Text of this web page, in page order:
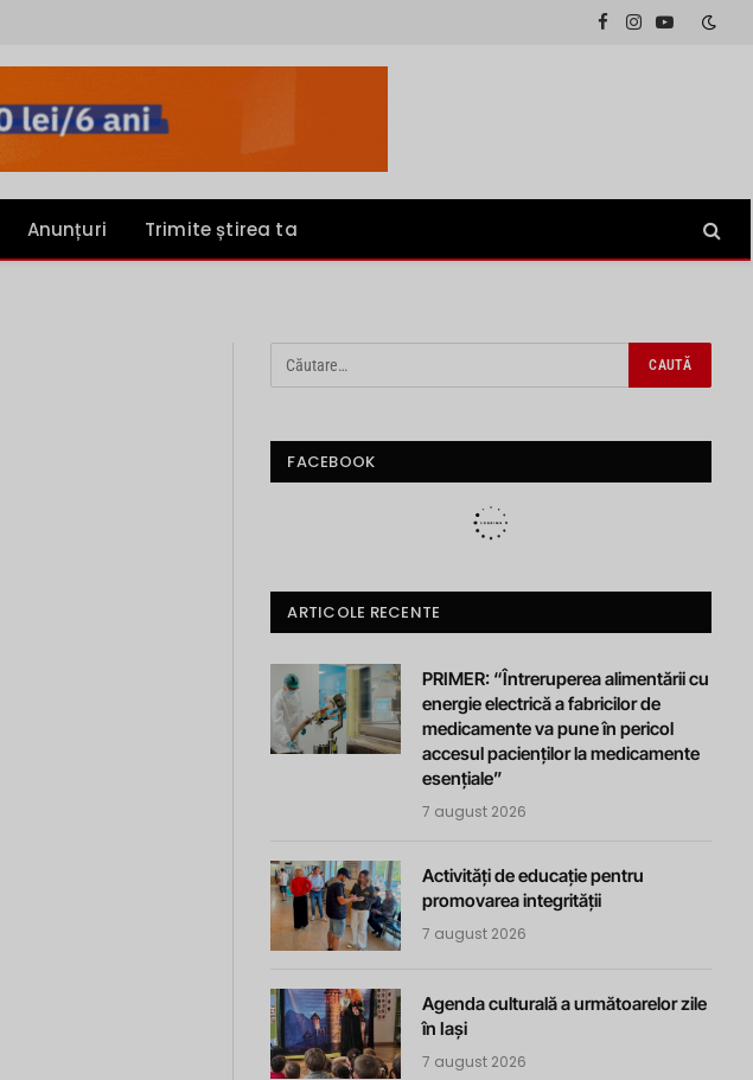
Facebook
InstagramYouTube
Anunțuri Trimite știrea ta
FACEBOOK
ARTICOLE RECENTE
PRIMER: “Întreruperea alimentării cu
energie electrică a fabricilor de
medicamente va pune în pericol
accesul pacienților la medicamente
esențiale”
7 august 2026
Activități de educație pentru
promovarea integrității
7 august 2026
Agenda culturală a următoarelor zile
în Iași
7 august 2026